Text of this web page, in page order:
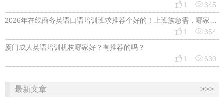
 1 345
2026年在线商务英语口语培训班求推荐个好的！上班族急需，哪家好？
 1 354
厦门成人英语培训机构哪家好？有推荐的吗？
 1 630
最新文章 >>>